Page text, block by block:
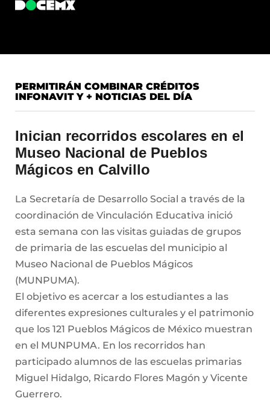
PERMITIRÁN COMBINAR CRÉDITOS
INFONAVIT Y + NOTICIAS DEL DÍA
Inician recorridos escolares en el
Museo Nacional de Pueblos
Mágicos en Calvillo
La Secretaría de Desarrollo Social a través de la
coordinación de Vinculación Educativa inició
esta semana con las visitas guiadas de grupos
de primaria de las escuelas del municipio al
Museo Nacional de Pueblos Mágicos
(MUNPUMA).
El objetivo es acercar a los estudiantes a las
diferentes expresiones culturales y el patrimonio
que los 121 Pueblos Mágicos de México muestran
en el MUNPUMA. En los recorridos han
participado alumnos de las escuelas primarias
Miguel Hidalgo, Ricardo Flores Magón y Vicente
Guerrero.